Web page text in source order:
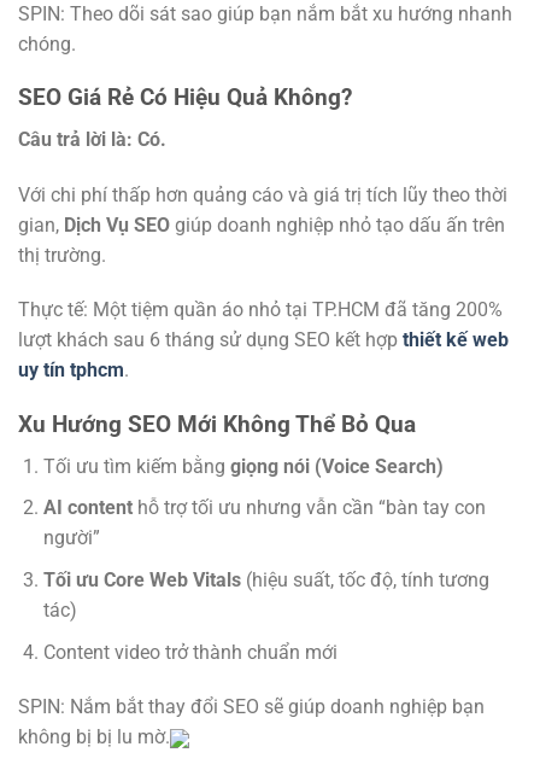
SPIN: Theo dõi sát sao giúp bạn nắm bắt xu hướng nhanh
chóng.
SEO Giá Rẻ Có Hiệu Quả Không?
Câu trả lời là: Có.
Với chi phí thấp hơn quảng cáo và giá trị tích lũy theo thời
gian, Dịch Vụ SEO giúp doanh nghiệp nhỏ tạo dấu ấn trên
thị trường.
Thực tế: Một tiệm quần áo nhỏ tại TP.HCM đã tăng 200%
lượt khách sau 6 tháng sử dụng SEO kết hợp thiết kế web
uy tín tphcm.
Xu Hướng SEO Mới Không Thể Bỏ Qua
Tối ưu tìm kiếm bằng giọng nói (Voice Search)
AI contenthỗ trợ tối ưu nhưng vẫn cần “bàn tay con
người”
Tối ưu Core Web Vitals(hiệu suất, tốc độ, tính tương
tác)
Content video trở thành chuẩn mới
SPIN: Nắm bắt thay đổi SEO sẽ giúp doanh nghiệp bạn
không bị bị lu mờ.